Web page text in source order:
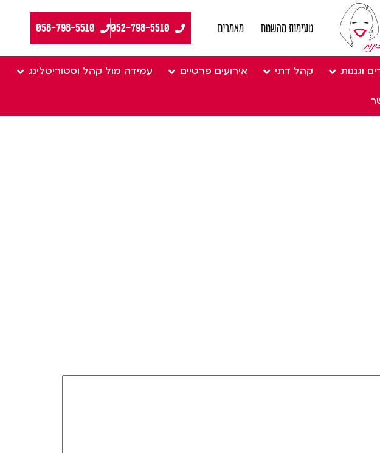
טעימות מהשטח מאמרים 058-798-5510
וגננות קהל דתי אירועים פרטיים עמידה מול קהל וסטוריטלינג